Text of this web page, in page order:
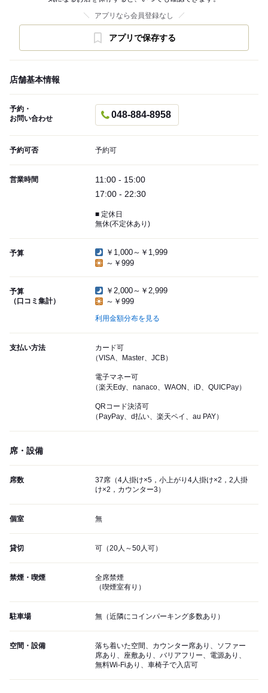
アプリなら会員登録なし
アプリで保存する
店舗基本情報
予約・
お問い合わせ
048-884-8958
予約可否 予約可
営業時間
11:00 - 15:00
17:00 - 22:30
■ 定休日
無休(不定休あり)
予算
￥1,000～￥1,999
～￥999
予算
（口コミ集計）
￥2,000～￥2,999
～￥999
利用金額分布を見る
支払い方法
カード可
（VISA、Master、JCB）
電子マネー可
（楽天Edy、nanaco、WAON、iD、QUICPay）
QRコード決済可
（PayPay、d払い、楽天ペイ、au PAY）
席・設備
席数
37席（4人掛け×5，小上がり4人掛け×2，2人掛
け×2，カウンター3）
個室 無
貸切 可（20人～50人可）
禁煙・喫煙
全席禁煙
（喫煙室有り）
駐車場 無（近隣にコインパーキング多数あり）
空間・設備
落ち着いた空間、カウンター席あり、ソファー
席あり、座敷あり、バリアフリー、電源あり、
無料Wi-Fiあり、車椅子で入店可